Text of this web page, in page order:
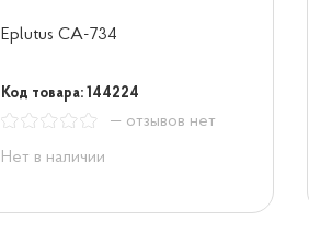
Eplutus CA-734
Код товара: 144224
— отзывов нет
Нет в наличии